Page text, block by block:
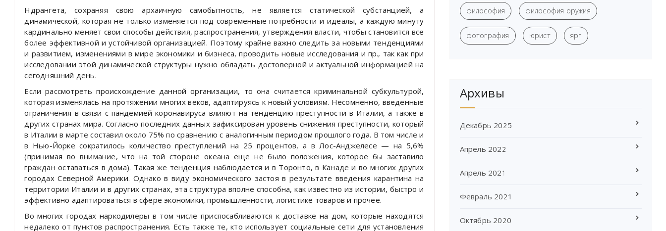
Ндрангета, сохраняя свою архаичную самобытность, не является статической субстанцией, а
динамической, которая не только изменяется под современные потребности и идеалы, а каждую минуту
кардинально меняет свои способы действия, распространения, утверждения власти, чтобы становится все
более эффективной и устойчивой организацией. Поэтому крайне важно следить за новыми тенденциями
и развитием, изменениями в мире экономики и бизнеса, проводить новые исследования и пр., так как при
исследовании этой динамической структуры нужно обладать достоверной и актуальной информацией на
сегодняшний день.
Если рассмотреть происхождение данной организации, то она считается криминальной субкультурой,
которая изменялась на протяжении многих веков, адаптируясь к новый условиям. Несомненно, введенные
ограничения в связи с пандемией коронавируса влияют на тенденцию преступности в Италии, а также в
других странах мира. Согласно последних данных зафиксирован уровень снижения преступности, который
в Италии в марте составил около 75% по сравнению с аналогичным периодом прошлого года. В том числе и
в Нью-Йорке сократилось количество преступлений на 25 процентов, а в Лос-Анджелесе — на 5,6%
(принимая во внимание, что на той стороне океана еще не было положения, которое бы заставило
граждан оставаться в дома). Такая же тенденция наблюдается и в Торонто, в Канаде и во многих других
городах Северной Америки. Однако в виду экономического застоя в результате введения карантина на
территории Италии и в других странах, эта структура вполне способна, как известно из истории, быстро и
эффективно адаптироваться в сфере экономики, промышленности, логистике товаров и прочее.
Во многих городах наркодилеры в том числе приспосабливаются к доставке на дом, которые находятся
недалеко от пунктов распространения. Есть также те, кто использует социальные сети для установления
философия философия оружия
фотография юрист ярг
Архивы
Декабрь 2025
Апрель 2022
Апрель 2021
Февраль 2021
Октябрь 2020